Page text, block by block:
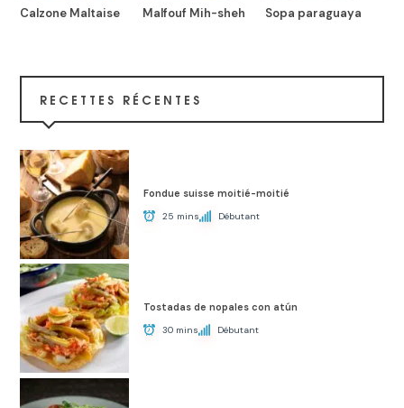
Calzone Maltaise Malfouf Mih-sheh Sopa paraguaya
RECETTES RÉCENTES
Fondue suisse moitié-moitié
25 mins Débutant
Tostadas de nopales con atún
30 mins Débutant